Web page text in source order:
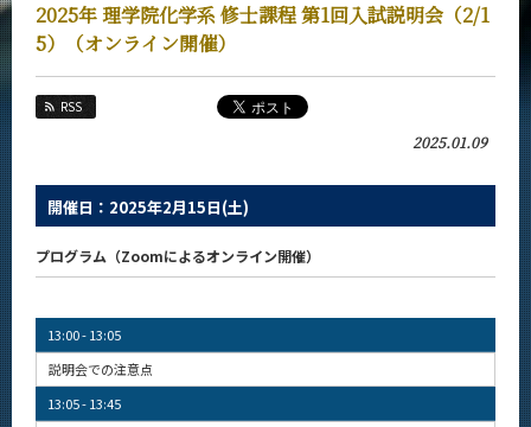
2025年 理学院化学系 修士課程 第1回入試説明会（2/1
5）（オンライン開催）
RSS
2025.01.09
開催日：2025年2月15日(土)
プログラム（Zoomによるオンライン開催）
13:00 - 13:05
説明会での注意点
13:05 - 13:45
教育
Education
教員・研究室
Faculty and Laboratories
入学案内
News 一覧
カテゴリ別